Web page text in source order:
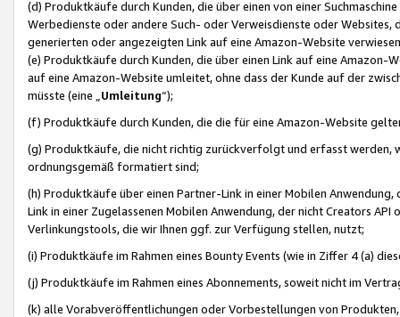
(d) Produktkäufe durch Kunden, die über einen von einer
Werbedienste oder andere Such- oder Verweisdienste oder Websites,
generierten oder angezeigten Link auf eine Amazon-Website
(e) Produktkäufe durch Kunden, die über einen Link auf eine
auf eine Amazon-Website umleitet, ohne dass der Kunde auf der
müsste (eine „ Umleitung“);
(f) Produktkäufe durch Kunden, die die für eine Amazon-Website
(g) Produktkäufe, die nicht richtig zurückverfolgt und erfasst werden,
ordnungsgemäß formatiert sind;
(h) Produktkäufe über einen Partner-Link in einer Mobilen
Link in einer Zugelassenen Mobilen Anwendung, der nicht Creators
Verlinkungstools, die wir Ihnen ggf. zur Verfügung stellen, nutzt;
(i) Produktkäufe im Rahmen eines Bounty Events (wie in Ziffer 4 (a)
(j) Produktkäufe im Rahmen eines Abonnements, soweit nicht im
(k) alle Vorabveröffentlichungen oder Vorbestellungen von